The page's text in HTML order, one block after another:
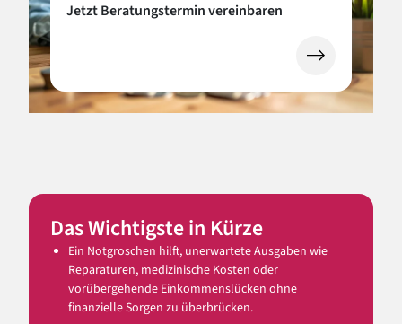
Jetzt Beratungstermin vereinbaren
(öffnet in
Das Wichtigste in Kürze
Ein Notgroschen hilft, unerwartete Ausgaben wie
Reparaturen, medizinische Kosten oder
vorübergehende Einkommenslücken ohne
finanzielle Sorgen zu überbrücken.